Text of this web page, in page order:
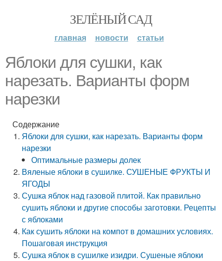
ЗЕЛЁНЫЙ САД
главная новости статьи
Яблоки для сушки, как
нарезать. Варианты форм
нарезки
Содержание
Яблоки для сушки, как нарезать. Варианты форм
нарезки
Оптимальные размеры долек
Вяленые яблоки в сушилке. СУШЕНЫЕ ФРУКТЫ И
ЯГОДЫ
Сушка яблок над газовой плитой. Как правильно
сушить яблоки и другие способы заготовки. Рецепты
с яблоками
Как сушить яблоки на компот в домашних условиях.
Пошаговая инструкция
Сушка яблок в сушилке изидри. Сушеные яблоки